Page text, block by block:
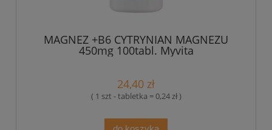
MAGNEZ +B6 CYTRYNIAN MAGNEZU
450mg 100tabl. Myvita
24,40 zł
( 1 szt - tabletka = 0,24 zł )